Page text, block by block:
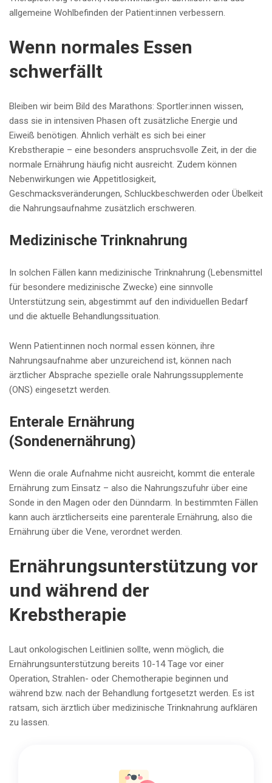
allgemeine Wohlbefinden der Patient:innen verbessern.
Wenn normales Essen
schwerfällt
Bleiben wir beim Bild des Marathons: Sportler:innen wissen,
dass sie in intensiven Phasen oft zusätzliche Energie und
Eiweiß benötigen. Ähnlich verhält es sich bei einer
Krebstherapie – eine besonders anspruchsvolle Zeit, in der die
normale Ernährung häufig nicht ausreicht. Zudem können
Nebenwirkungen wie Appetitlosigkeit,
Geschmacksveränderungen, Schluckbeschwerden oder Übelkeit
die Nahrungsaufnahme zusätzlich erschweren.
Medizinische Trinknahrung
In solchen Fällen kann medizinische Trinknahrung (Lebensmittel
für besondere medizinische Zwecke) eine sinnvolle
Unterstützung sein, abgestimmt auf den individuellen Bedarf
und die aktuelle Behandlungssituation.
Wenn Patient:innen noch normal essen können, ihre
Nahrungsaufnahme aber unzureichend ist, können nach
ärztlicher Absprache spezielle orale Nahrungssupplemente
(ONS) eingesetzt werden.
Enterale Ernährung
(Sondenernährung)
Wenn die orale Aufnahme nicht ausreicht, kommt die enterale
Ernährung zum Einsatz – also die Nahrungszufuhr über eine
Sonde in den Magen oder den Dünndarm. In bestimmten Fällen
kann auch ärztlicherseits eine parenterale Ernährung, also die
Ernährung über die Vene, verordnet werden.
Ernährungsunterstützung vor
und während der
Krebstherapie
Laut onkologischen Leitlinien sollte, wenn möglich, die
Ernährungsunterstützung bereits 10-14 Tage vor einer
Operation, Strahlen- oder Chemotherapie beginnen und
während bzw. nach der Behandlung fortgesetzt werden. Es ist
ratsam, sich ärztlich über medizinische Trinknahrung aufklären
zu lassen.